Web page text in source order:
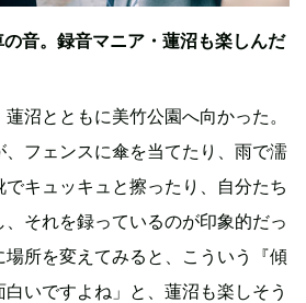
音。録音マニア・蓮沼も楽しんだ
沼とともに美竹公園へ向かった。
、フェンスに傘を当てたり、雨で濡
キュッキュと擦ったり、自分たち
それを録っているのが印象的だっ
所を変えてみると、こういう『傾
いですよね」と、蓮沼も楽しそう